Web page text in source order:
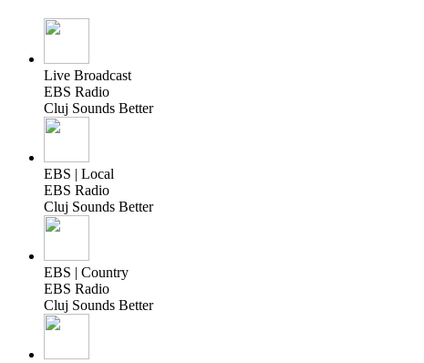
Live Broadcast
EBS Radio
Cluj Sounds Better
EBS | Local
EBS Radio
Cluj Sounds Better
EBS | Country
EBS Radio
Cluj Sounds Better